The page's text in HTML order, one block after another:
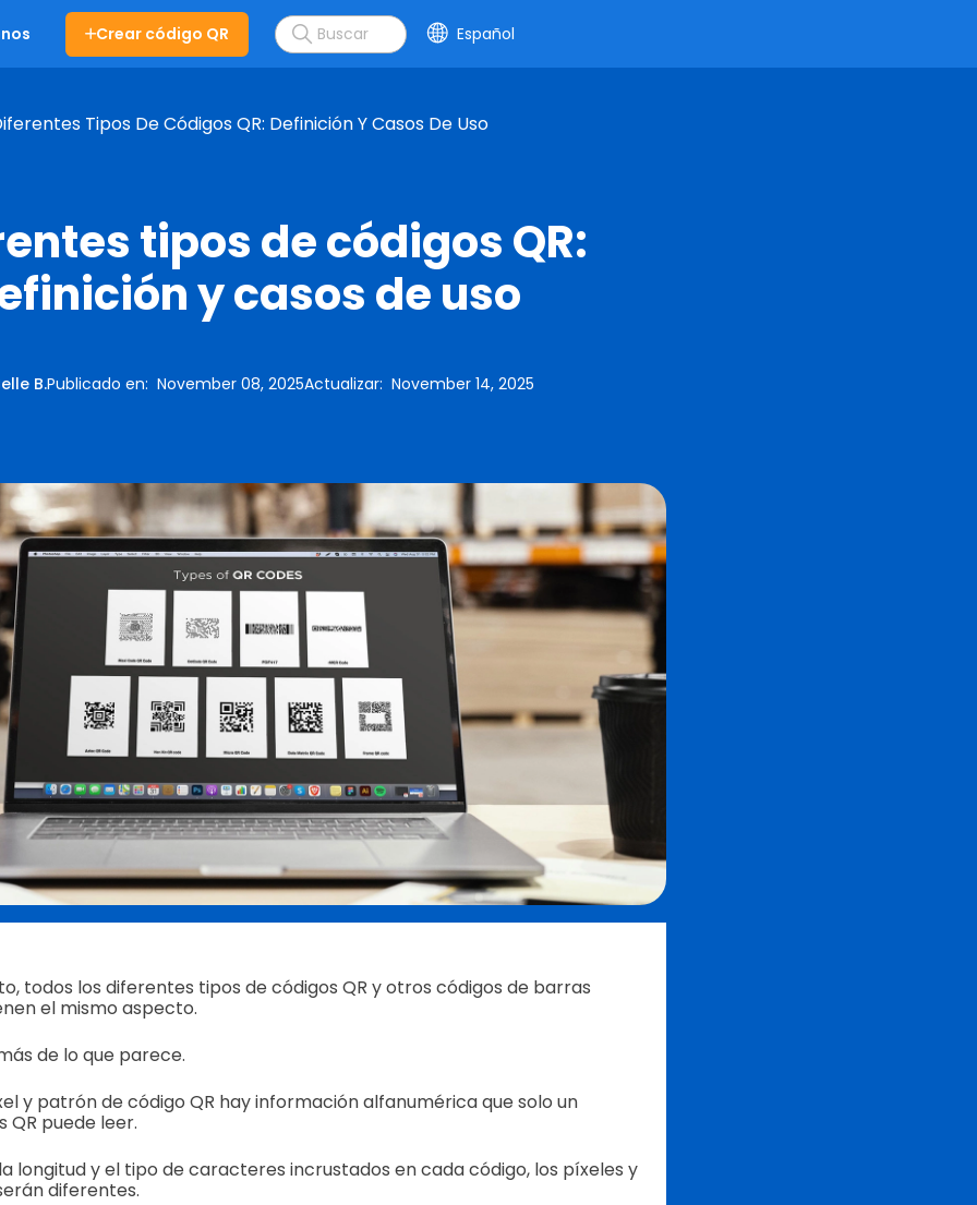
Crear código QR Español
Tipos De Códigos QR: Definición Y Casos De Uso
tipos de códigos QR:
y casos de uso
B.Publicado en:November 08, 2025Actualizar:November 14, 2025
todos los diferentes tipos de códigos QR y otros códigos de barras
el mismo aspecto.
de lo que parece.
y patrón de código QR hay información alfanumérica que solo un
QR puede leer.
longitud y el tipo de caracteres incrustados en cada código, los píxeles y
diferentes.